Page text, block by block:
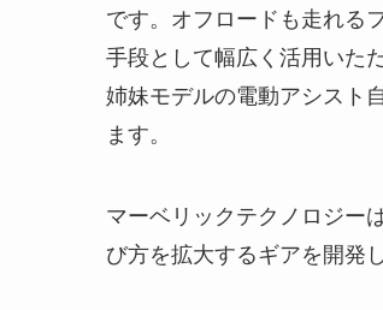
です。オフロードも走れる
手段として幅広く活用いた
姉妹モデルの電動アシスト
ます。
マーベリックテクノロジー
び方を拡大するギアを開発